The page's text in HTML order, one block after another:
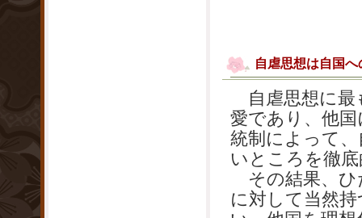
自虐思想は自国
自虐思想に最
愛であり、他
統制によって
いところを徹
その結果、ひ
に対して当然